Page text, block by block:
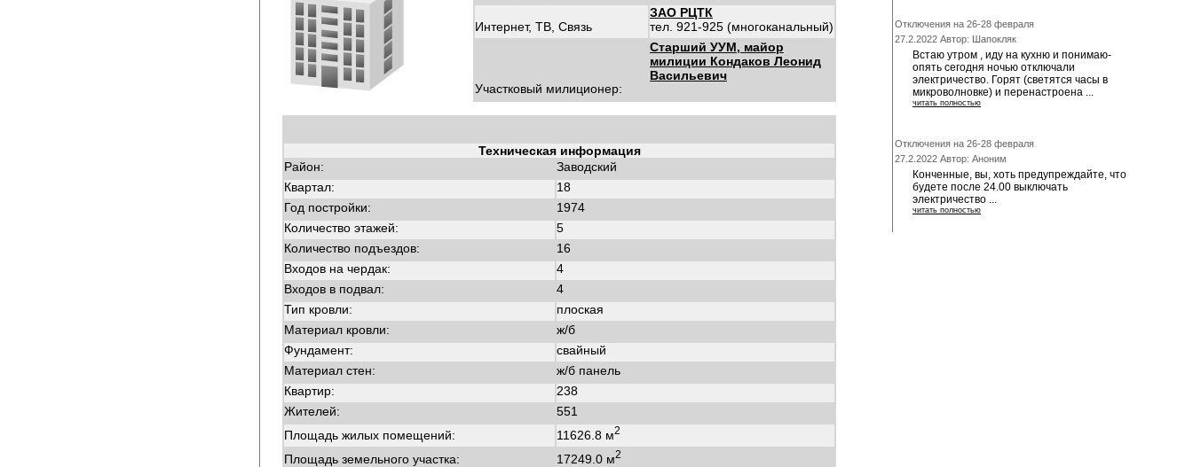
Интернет, ТВ, Связь
ЗАО РЦТК
тел. 921-925 (многоканальный)
Участковый милиционер:
Старший УУМ, майор
милиции Кондаков Леонид
Васильевич
Техническая информация
Район:
Заводский
Квартал:
18
Год постройки:
1974
Количество этажей:
5
Количество подъездов:
16
Входов на чердак:
4
Входов в подвал:
4
Тип кровли:
плоская
Материал кровли:
ж/б
Фундамент:
свайный
Материал стен:
ж/б панель
Квартир:
238
Жителей:
551
Площадь жилых помещений:
11626.8 м2
Площадь земельного участка: 17249.0 м2
Отключения на 26-28 февраля
27.2.2022 Автор: Шапокляк
Встаю утром , иду на кухню и понимаю-
опять сегодня ночью отключали
электричество. Горят (светятся часы в
микроволновке) и перенастроена ...
читать полностью
Отключения на 26-28 февраля
27.2.2022 Автор: Аноним
Конченные, вы, хоть предупреждайте, что
будете после 24.00 выключать
электричество ...
читать полностью